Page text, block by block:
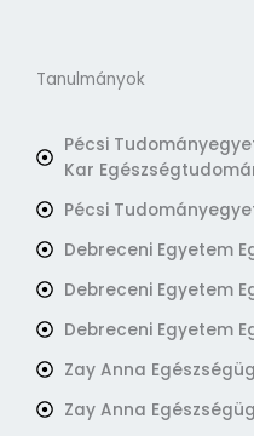
Tanulmányok
Pécsi
Kar
Pécsi
Debreceni Egyetem
Debreceni Egyetem
Debreceni Egyetem
Zay Anna
Zay Anna